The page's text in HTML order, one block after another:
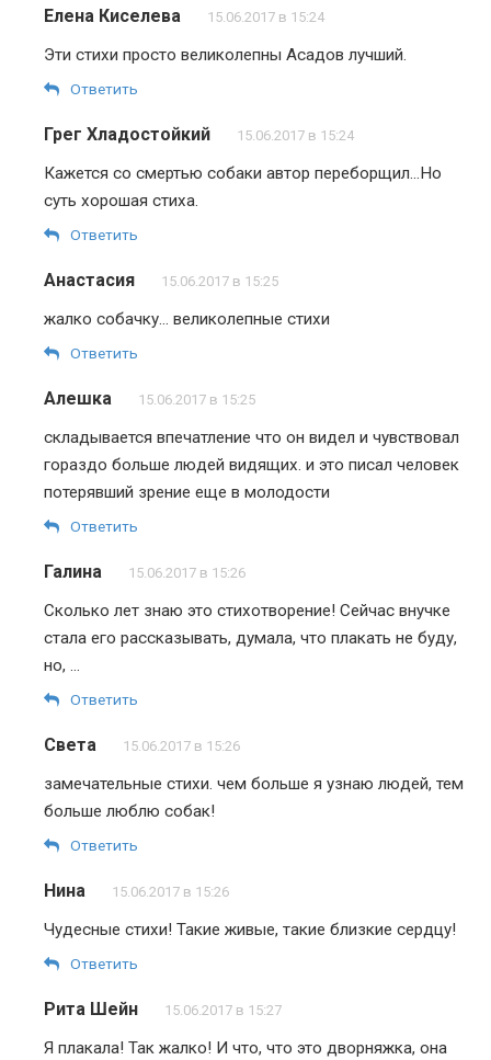
Елена Киселева 15.06.2017 в 15:24
Эти стихи просто великолепны Асадов лучший.
Ответить
Грег Хладостойкий 15.06.2017 в 15:24
Кажется со смертью собаки автор переборщил…Но
суть хорошая стиха.
Ответить
Анастасия 15.06.2017 в 15:25
жалко собачку… великолепные стихи
Ответить
Алешка 15.06.2017 в 15:25
складывается впечатление что он видел и чувствовал
гораздо больше людей видящих. и это писал человек
потерявший зрение еще в молодости
Ответить
Галина 15.06.2017 в 15:26
Сколько лет знаю это стихотворение! Сейчас внучке
стала его рассказывать, думала, что плакать не буду,
но, …
Ответить
Света 15.06.2017 в 15:26
замечательные стихи. чем больше я узнаю людей, тем
больше люблю собак!
Ответить
Нина 15.06.2017 в 15:26
Чудесные стихи! Такие живые, такие близкие сердцу!
Ответить
Рита Шейн 15.06.2017 в 15:27
Я плакала! Так жалко! И что, что это дворняжка, она